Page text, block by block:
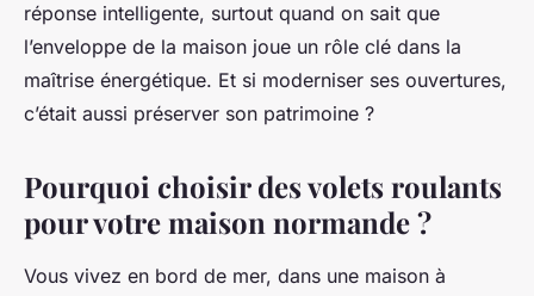
réponse intelligente, surtout quand on sait que
l’enveloppe de la maison joue un rôle clé dans la
maîtrise énergétique. Et si moderniser ses ouvertures,
c’était aussi préserver son patrimoine ?
Pourquoi choisir des volets roulants
pour votre maison normande ?
Vous vivez en bord de mer, dans une maison à